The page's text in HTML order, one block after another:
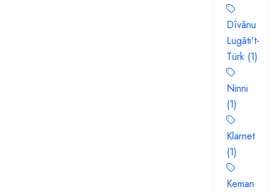
Dîvânu
Lugâti't-
Türk (1)
Ninni
(1)
Klarnet
(1)
Keman